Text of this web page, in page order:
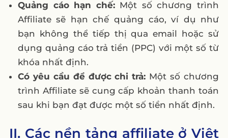
Quảng cáo hạn chế:Một số chương trình
Affiliate sẽ hạn chế quảng cáo, ví dụ như
bạn không thể tiếp thị qua email hoặc sử
dụng quảng cáo trả tiền (PPC) với một số từ
khóa nhất định.
Có yêu cầu để được chi trả: Một số chương
trình Affiliate sẽ cung cấp khoản thanh toán
sau khi bạn đạt được một số tiền nhất định.
II. Các nền tảng affiliate ở Việt